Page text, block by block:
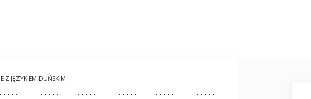
Z JĘZYKIEM DUŃSKIM